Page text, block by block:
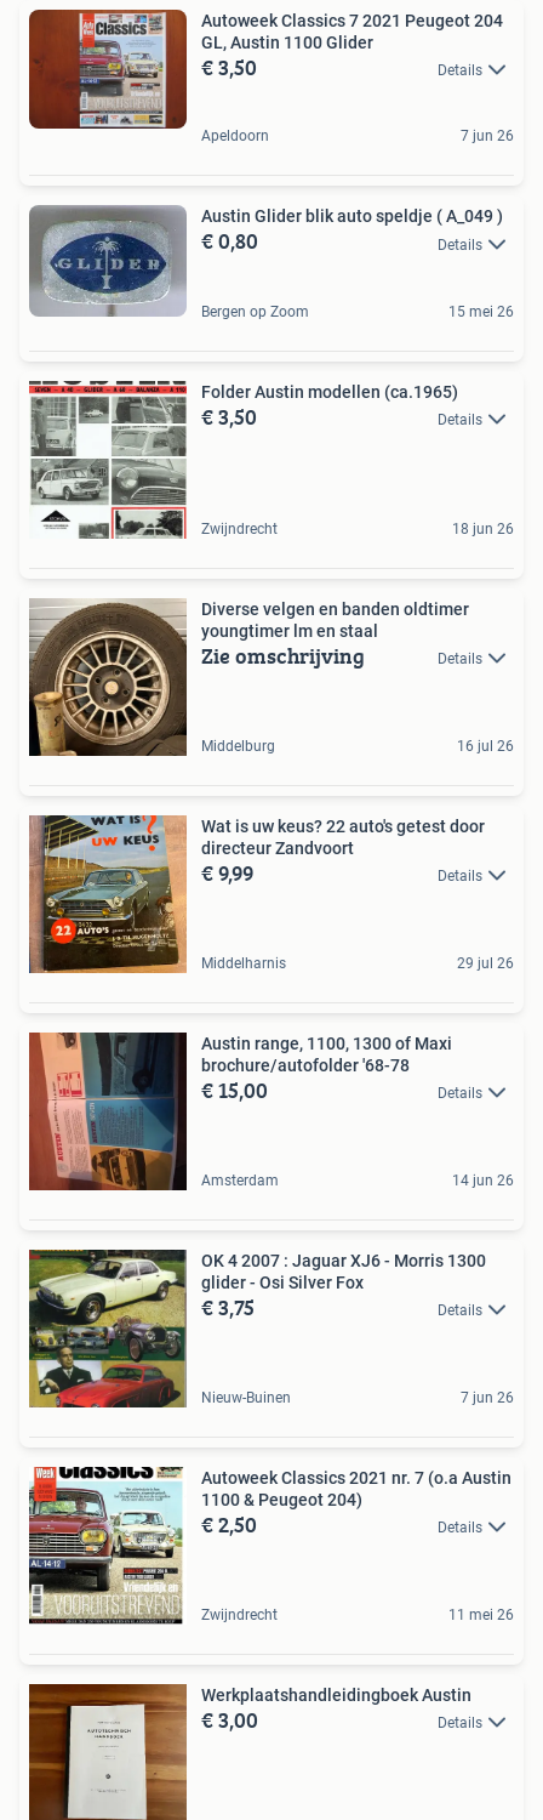
Autoweek Classics 7 2021 Peugeot 204
GL, Austin 1100 Glider
€ 3,50 Details
Apeldoorn 7 jun 26
Austin Glider blik auto speldje ( A_049 )
€ 0,80 Details
Bergen op Zoom 15 mei 26
Folder Austin modellen (ca.1965)
€ 3,50 Details
Zwijndrecht 18 jun 26
Diverse velgen en banden oldtimer
youngtimer lm en staal
Zie omschrijving Details
Middelburg 16 jul 26
Wat is uw keus? 22 auto's getest door
directeur Zandvoort
€ 9,99 Details
Middelharnis 29 jul 26
Austin range, 1100, 1300 of Maxi
brochure/autofolder '68-78
€ 15,00 Details
Amsterdam 14 jun 26
OK 4 2007 : Jaguar XJ6 - Morris 1300
glider - Osi Silver Fox
€ 3,75 Details
Nieuw-Buinen 7 jun 26
Autoweek Classics 2021 nr. 7 (o.a Austin
1100 & Peugeot 204)
€ 2,50 Details
Zwijndrecht 11 mei 26
Werkplaatshandleidingboek Austin
€ 3,00 Details